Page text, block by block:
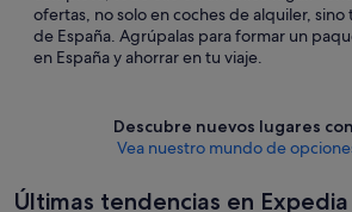
ofertas, no solo en coches de alquiler,
de España. Agrúpalas para formar un
en España y ahorrar en tu viaje.
Descubre nuevos lugares
Vea nuestro mundo de
Últimas tendencias en Expedia